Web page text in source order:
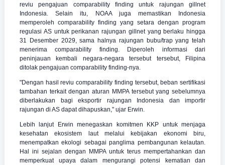
reviu pengajuan comparability finding untuk rajungan gillnet
Indonesia. Selain itu, NOAA juga memastikan Indonesia
memperoleh comparability finding yang setara dengan program
regulasi AS untuk perikanan rajungan gillnet yang berlaku hingga
31 Desember 2029, sama halnya rajungan bubu/trap yang telah
menerima comparability finding. Diperoleh informasi dari
peninjauan kembali negara-negara tersebut tersebut, Filipina
ditolak pengajuan comparability finding-nya.
"Dengan hasil reviu comparability finding tersebut, beban sertifikasi
tambahan terkait dengan aturan MMPA tersebut yang sebelumnya
diberlakukan bagi eksportir rajungan Indonesia dan importir
rajungan di AS dapat dihapuskan," ujar Erwin.
Lebih lanjut Erwin menegaskan komitmen KKP untuk menjaga
kesehatan ekosistem laut melalui kebijakan ekonomi biru,
menempatkan ekologi sebagai panglima pembangunan kelautan.
Hal ini sejalan dengan MMPA untuk terus mempertahankan dan
memperkuat upaya dalam mengurangi potensi kematian dan